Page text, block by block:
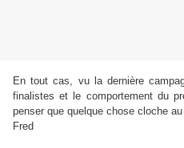
En tout cas, vu la dernière
finalistes et le comportement du
penser que quelque chose cloche
Fred